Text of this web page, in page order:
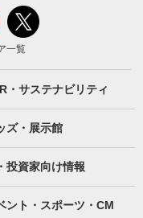
一覧
・サステナビリティ
ズ・展示館
投資家向け情報
ント・スポーツ・CM